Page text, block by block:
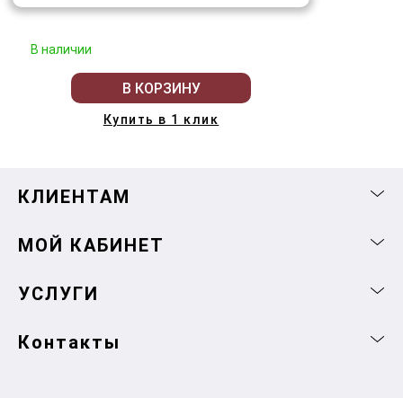
В наличии
В КОРЗИНУ
Купить в 1 клик
КЛИЕНТАМ
МОЙ КАБИНЕТ
УСЛУГИ
Контакты